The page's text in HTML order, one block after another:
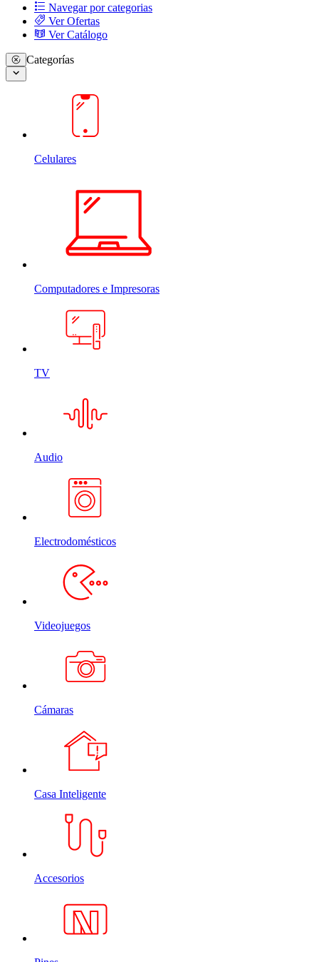
Navegar por categorias
Ver Ofertas
Ver Catálogo
Categorías
Celulares
Computadores e Impresoras
TV
Audio
Electrodomésticos
Videojuegos
Cámaras
Casa Inteligente
Accesorios